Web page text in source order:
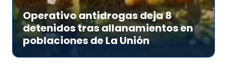
Operativo antidrogas deja 8
detenidos tras allanamientos en
poblaciones de La Unión